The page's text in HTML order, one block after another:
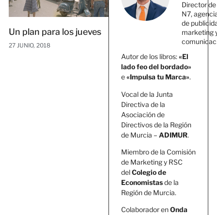
Un plan para los jueves
27 JUNIO, 2018
Director de
N7,
de
marketing
Autor de los libros:«El
lado feo del bordado»
e«Impulsa tu Marca».
Vocal de la Junta
Directiva de la
Asociación de
Directivos de la Región
de Murcia – ADIMUR.
Miembro de la Comisión
de Marketing y RSC
delColegio de
Economistasde la
Región de Murcia.
Colaborador enOnda